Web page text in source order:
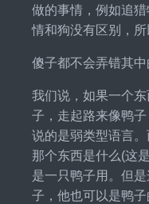
做的事情，例如追
情和狗没有区别，
傻子都不会弄错其中
我们说，如果一个
子，走起路来像鸭
说的是弱类型语言
那个东西是什么(这
是一只鸭子用。但
子，他也可以是鸭子